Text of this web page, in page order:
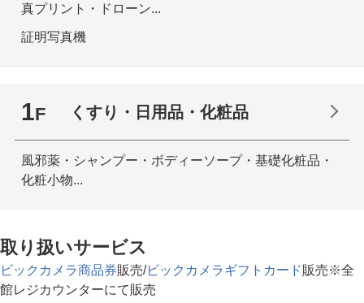
真プリント・ドローン...
証明写真機
1F くすり・日用品・化粧品
風邪薬・シャンプー・ボディーソープ・基礎化粧品・
化粧小物...
取り扱いサービス
ビックカメラ商品券販売/ビックカメラギフトカード販売※全
館レジカウンターにて販売